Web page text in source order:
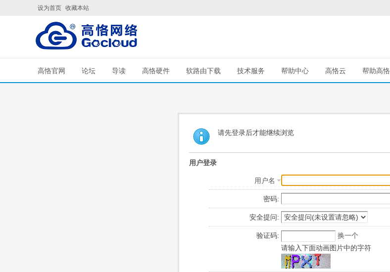
设为首页 收藏本站
高恪官网 论坛 导读 高恪硬件 软路由下载 技术服务 帮助中心 高恪云 帮助高恪
请先登录后才能继续浏览
用户登录
用户名
密码:
安全提问:
验证码:
换一个
请输入下面动画图片中的字符